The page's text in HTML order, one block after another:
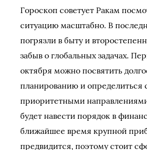
Гороскоп советует Ракам
ситуацию масштабно. В
погрязли в быту и
забыв о глобальных задачах.
октября можно посвятить
планированию и определиться
приоритетными
будет навести порядок в
ближайшее время крупной
предвидится, поэтому стоит